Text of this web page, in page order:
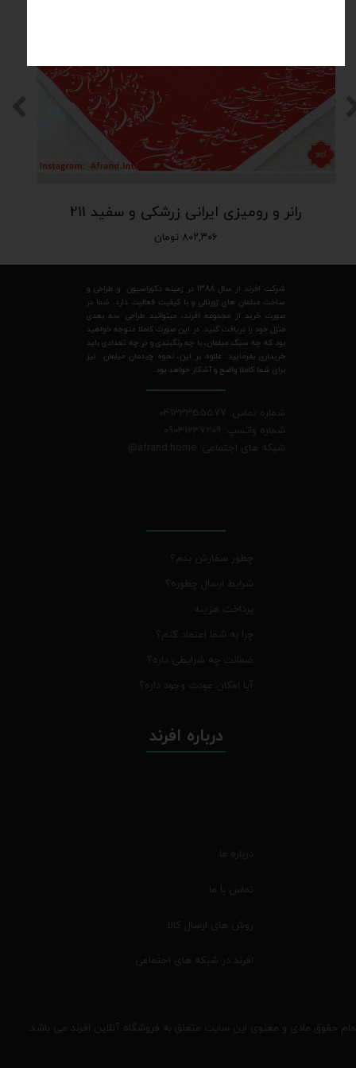
رانر و رومیزی ایرانی زرشکی و سفید 211
۸۰۲,۳۰۶ تومان
شرکت افرند از سال 1388 در زمینه دکوراسیون و طراحی و
ساخت مبلمان های ژورنالی و با کیفیت فعالیت دارد. شما در
صورت خرید از مجموعه افرند، میتوانید طراحی سه بعدی
منزل خود را دریافت کنید. در این صورت کاملا متوجه خواهید
بود که چه سبک مبلمان، با چه رنگبندی و در چه تعدادی باید
خریداری بفرمایید. علاوه بر این، نحوه چیدمان مبلمان نیز
برای شما کاملا واضح و آشکار خواهد بود.
شماره تماس: 04133355577
شماره واتسپ: 09031237209
شبکه های اجتماعی: afrand.home
@
چطور سفارش بدم؟
شرایط ارسال چطوره؟
پرداخت هزینه
چرا به شما اعتماد کنم؟
ضمانت چه شرایطی داره؟
آیا امکان عودت وجود داره؟
حقوق مادی و معنوی این سایت متعلق به فروشگاه آنلاین افرند می باشد.
درباره افرند
درباره ما
تماس با ما
روش های ارسال کالا
افرند در شبکه های اجتماعی